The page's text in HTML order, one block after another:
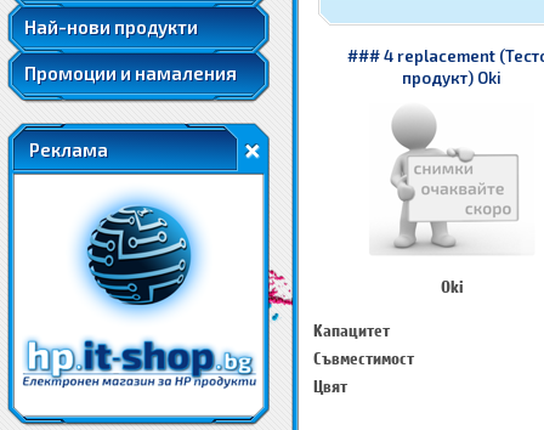
Най-нови продукти
Промоции и намаления
Реклама
### 4 replacement
продукт) Oki
Oki
Капацитет
Съвместимост
Цвят